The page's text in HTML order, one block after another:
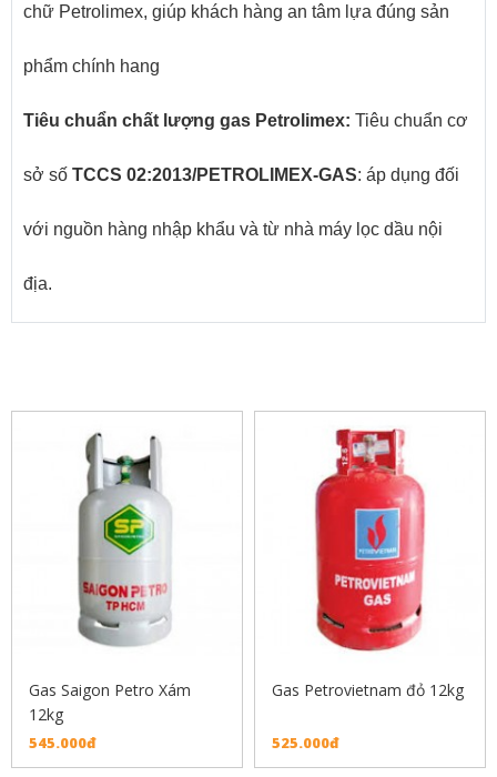
chữ Petrolimex, giúp khách hàng an tâm lựa đúng sản
phẩm chính hang
Tiêu chuẩn chất lượng gas Petrolimex: Tiêu chuẩn cơ
sở số TCCS 02:2013/PETROLIMEX-GAS: áp dụng đối
với nguồn hàng nhập khẩu và từ nhà máy lọc dầu nội
địa.
Gas Saigon Petro Xám
12kg
545.000đ
Gas Petrovietnam đỏ 12kg
525.000đ